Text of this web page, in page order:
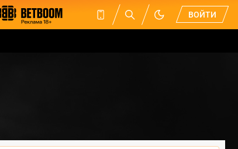
ВОЙТИ